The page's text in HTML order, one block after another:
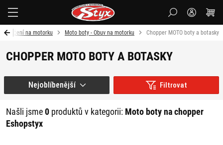
Oblečení na motorku Moto boty - Obuv na motorku Chopper MOTO boty a botasky
CHOPPER MOTO BOTY A BOTASKY
Filtrovat
Našli jsme0 produktů v kategorii: Moto boty na chopper
Eshopstyx
Nejoblíbenější